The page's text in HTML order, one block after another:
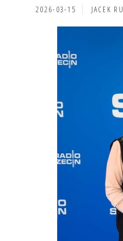
2026-03-15 JACEK